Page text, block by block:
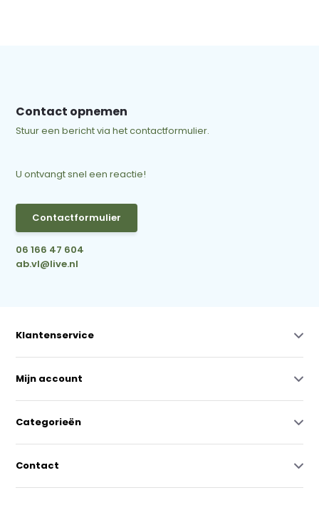
Contact opnemen
Stuur een bericht via het contactformulier.
U ontvangt snel een reactie!
Contactformulier
06 166 47 604
ab.vl@live.nl
Klantenservice
Mijn account
Categorieën
Contact